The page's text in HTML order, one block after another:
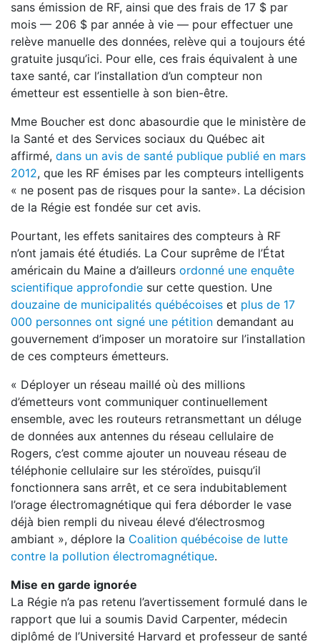
sans émission de RF, ainsi que des frais de 17 $ par
mois — 206 $ par année à vie — pour effectuer une
relève manuelle des données, relève qui a toujours été
gratuite jusqu’ici. Pour elle, ces frais équivalent à une
taxe santé, car l’installation d’un compteur non
émetteur est essentielle à son bien­-être.
Mme Boucher est donc abasourdie que le ministère de
la Santé et des Services sociaux du Québec ait
affirmé, dans un avis de santé publique publié en mars
2012, que les RF émises par les compteurs intelligents
« ne posent pas de risques pour la sante». La décision
de la Régie est fondée sur cet avis.
Pourtant, les effets sanitaires des compteurs à RF
n’ont jamais été étudiés. La Cour suprême de l’État
américain du Maine a d’ailleurs ordonné une enquête
scientifique approfondie sur cette question. Une
douzaine de municipalités québécoises et plus de 17
000 personnes ont signé une pétition demandant au
gouvernement d’imposer un moratoire sur l’installation
de ces compteurs émetteurs.
« Déployer un réseau maillé où des millions
d’émetteurs vont communiquer continuellement
ensemble, avec les routeurs retransmettant un déluge
de données aux antennes du réseau cellulaire de
Rogers, c’est comme ajouter un nouveau réseau de
téléphonie cellulaire sur les stéroïdes, puisqu’il
fonctionnera sans arrêt, et ce sera indubitablement
l’orage électromagnétique qui fera déborder le vase
déjà bien rempli du niveau élevé d’électrosmog
ambiant », déplore la Coalition québécoise de lutte
contre la pollution électromagnétique.
Mise en garde ignorée
La Régie n’a pas retenu l’avertissement formulé dans le
rapport que lui a soumis David Carpenter, médecin
diplômé de l’Université Harvard et professeur de santé